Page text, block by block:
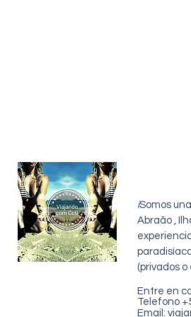
iSomos
Abraão ,
(privados
Entre en
Telefono
Email: